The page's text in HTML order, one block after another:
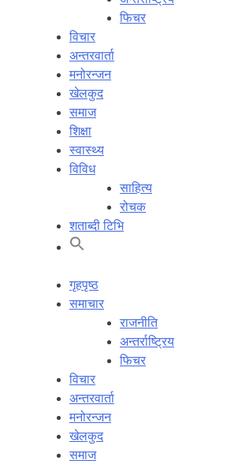
फिचर
विचार
अन्तरवार्ता
मनोरन्जन
खेलकुद
समाज
शिक्षा
स्वास्थ्य
विविध
साहित्य
रोचक
शताब्दी टिभि
गृहपृष्ठ
समाचार
राजनीति
अन्तर्राष्ट्रिय
फिचर
विचार
अन्तरवार्ता
मनोरन्जन
खेलकुद
समाज